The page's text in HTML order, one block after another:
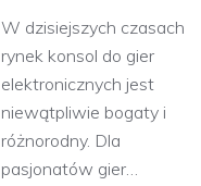
W dzisiejszych czasach
rynek konsol do gier
elektronicznych jest
niewątpliwie bogaty i
różnorodny. Dla
pasjonatów gier…